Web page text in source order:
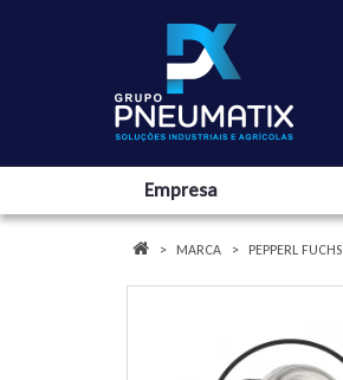
Empresa
MARCA PEPPERL FUCHS